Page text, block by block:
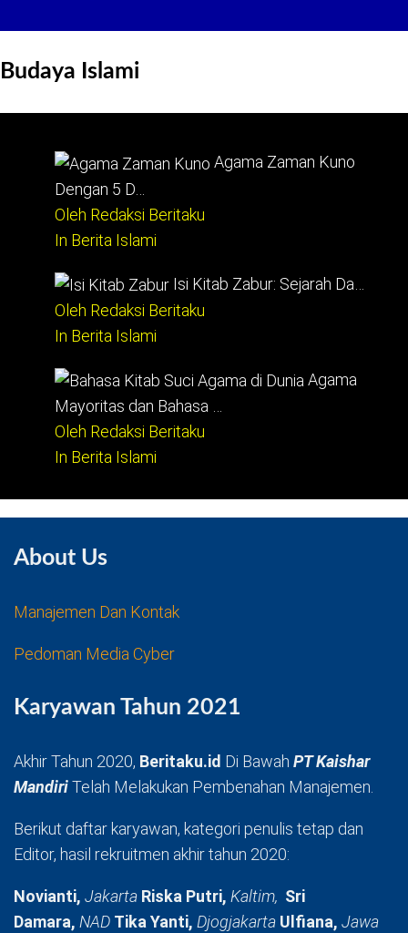
Budaya Islami
Agama Zaman Kuno
Dengan 5 D…
Oleh Redaksi Beritaku
In Berita Islami
Isi Kitab Zabur: Sejarah Da…
Oleh Redaksi Beritaku
In Berita Islami
Agama
Mayoritas dan Bahasa …
Oleh Redaksi Beritaku
In Berita Islami
About Us
Manajemen Dan Kontak
Pedoman Media Cyber
Karyawan Tahun 2021
Akhir Tahun 2020, Beritaku.id Di Bawah PT Kaishar
MandiriTelah Melakukan Pembenahan Manajemen.
Berikut daftar karyawan, kategori penulis tetap dan
Editor, hasil rekruitmen akhir tahun 2020:
Novianti, Jakarta Riska Putri, Kaltim, Sri
Damara, NAD Tika Yanti, Djogjakarta Ulfiana, Jawa